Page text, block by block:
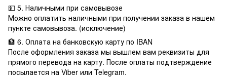
💵 5. Наличными при самовывозе
Можно оплатить наличными при получении заказа в нашем
пункте самовывоза. (исключение)
🏦 6. Оплата на банковскую карту по IBAN
После оформления заказа мы вышлем вам реквизиты для
прямого перевода на карту. После оплаты подтверждение
посылается на Viber или Telegram.